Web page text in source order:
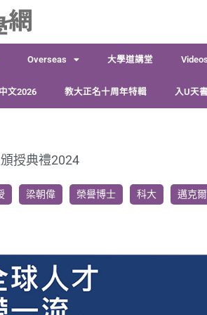
Overseas 大學道講堂
文2026 教大正名十周年特輯 入U天
授典禮2024
梁朝偉 榮譽博士 科大 邁克